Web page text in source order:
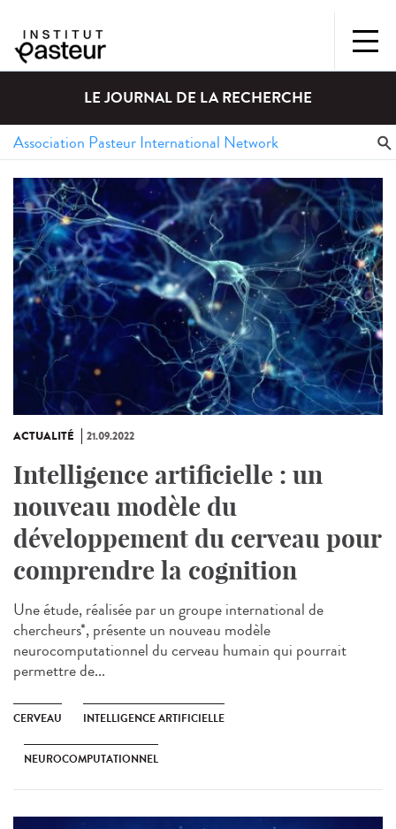
LE JOURNAL DE LA RECHERCHE
ACTUALITÉ 21.09.2022
Intelligence artificielle : un
nouveau modèle du
développement du cerveau pour
comprendre la cognition
Une étude, réalisée par un groupe international de
chercheurs*, présente un nouveau modèle
neurocomputationnel du cerveau humain qui pourrait
permettre de...
CERVEAU INTELLIGENCE ARTIFICIELLE
NEUROCOMPUTATIONNEL